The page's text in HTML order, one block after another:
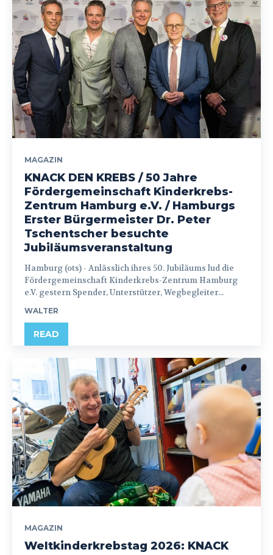
MAGAZIN
KNACK DEN KREBS / 50 Jahre
Fördergemeinschaft Kinderkrebs-
Zentrum Hamburg e.V. / Hamburgs
Erster Bürgermeister Dr. Peter
Tschentscher besuchte
Jubiläumsveranstaltung
Hamburg (ots) - Anlässlich ihres 50. Jubiläums lud die
Fördergemeinschaft Kinderkrebs-Zentrum Hamburg
e.V. gestern Spender, Unterstützer, Wegbegleiter...
WALTER
READ
MAGAZIN
Weltkinderkrebstag 2026: KNACK